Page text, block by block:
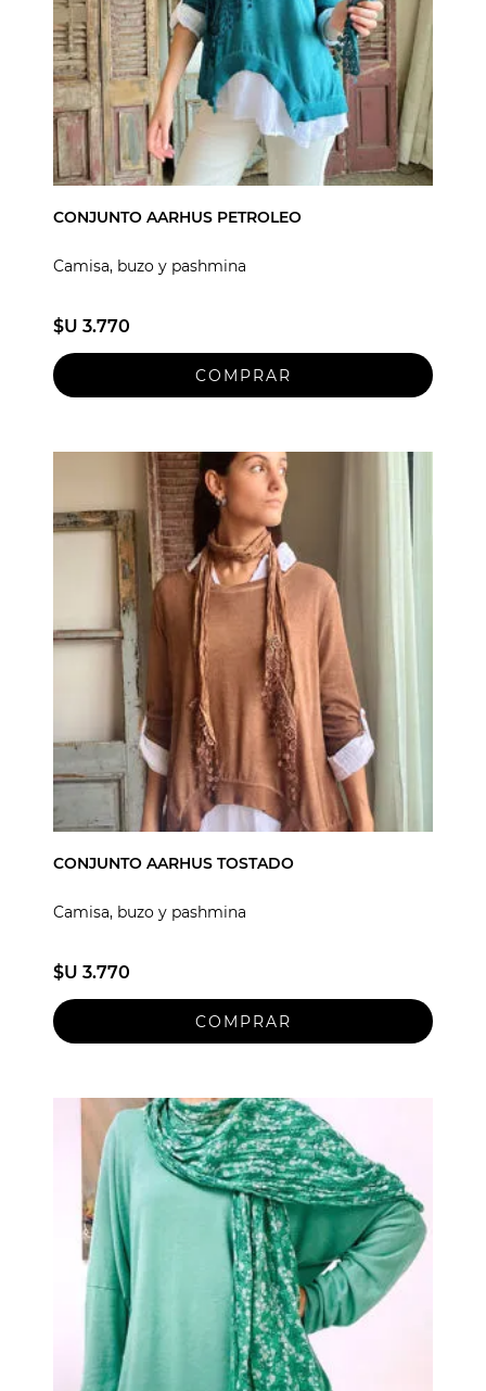
CONJUNTO AARHUS PETROLEO
Camisa, buzo y pashmina
$U 3.770
CONJUNTO AARHUS TOSTADO
Camisa, buzo y pashmina
$U 3.770